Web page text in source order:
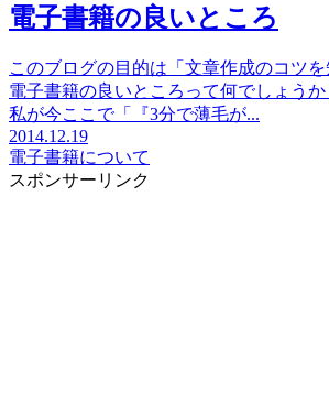
電子書籍の良いところ
このブログの目的は「文章作成のコツ
電子書籍の良いところって何でしょう
私が今ここで「『3分で薄毛が...
2014.12.19
電子書籍について
スポンサーリンク